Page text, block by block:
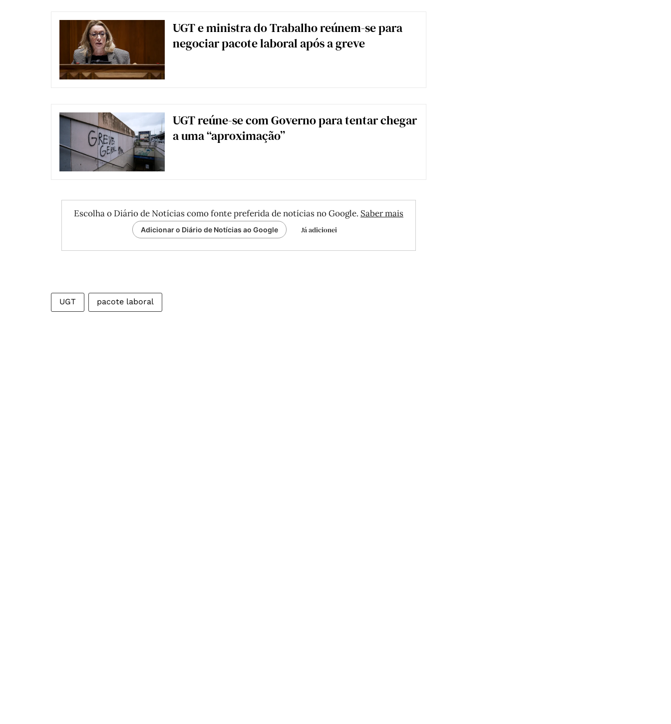
UGT e ministra do Trabalho reúnem-se para
negociar pacote laboral após a greve
UGT reúne-se com Governo para tentar chegar
a uma “aproximação”
Escolha o Diário de Notícias como fonte preferida de notícias no Google. Saber mais
Adicionar o Diário de Notícias ao Google Já adicionei
UGT pacote laboral